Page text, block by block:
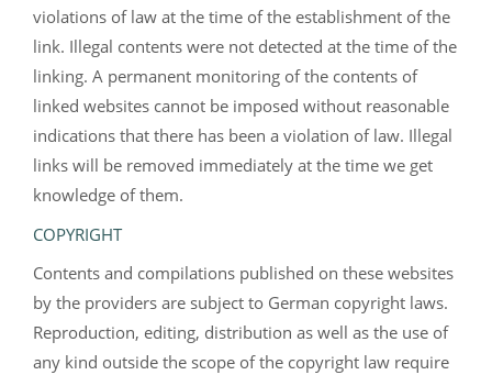
violations of law at the time of the establishment of the
link. Illegal contents were not detected at the time of the
linking. A permanent monitoring of the contents of
linked websites cannot be imposed without reasonable
indications that there has been a violation of law. Illegal
links will be removed immediately at the time we get
knowledge of them.
COPYRIGHT
Contents and compilations published on these websites
by the providers are subject to German copyright laws.
Reproduction, editing, distribution as well as the use of
any kind outside the scope of the copyright law require